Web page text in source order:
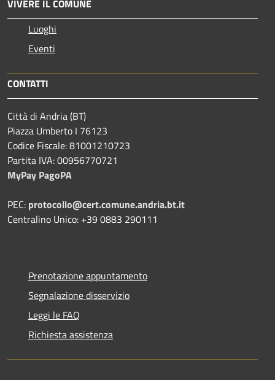
VIVERE IL COMUNE
Luoghi
Eventi
CONTATTI
Città di Andria (BT)
Piazza Umberto I 76123
Codice Fiscale: 81001210723
Partita IVA: 00956770721
MyPay PagoPA
PEC: protocollo@cert.comune.andria.bt.it
Centralino Unico: +39 0883 290111
Prenotazione appuntamento
Segnalazione disservizio
Leggi le FAQ
Richiesta assistenza